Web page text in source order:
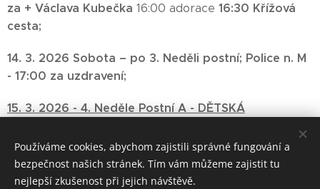
za + Václava Kubečka 16:00 adorace 16:30 Křížová
cesta;
14. 3. 2026 Sobota – po 3. Neděli postní; Police n. M
- 17:00 za uzdravení;
15. 3. 2026 - 4. Neděle Postní A - DĚTSKÁ
poděkování;Police n/M - 9:30 za živé a mrtvé
farníky;Bezděkov n/M – 11:00mše svatá;
Používáme cookies, abychom zajistili správné fungování a
bezpečnost našich stránek. Tím vám můžeme zajistit tu
nejlepší zkušenost při jejich návštěvě.